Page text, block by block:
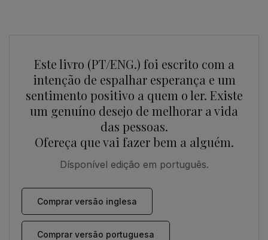
Este livro (PT/ENG.) foi escrito com a
intenção de espalhar esperança e um
sentimento positivo a quem o ler. Existe
um genuíno desejo de melhorar a vida
das pessoas.
Ofereça que vai fazer bem a alguém.
Dísponível edição em português.
Comprar versão inglesa
Comprar versão portuguesa